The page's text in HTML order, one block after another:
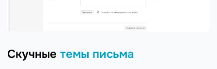
Скучные темы письма